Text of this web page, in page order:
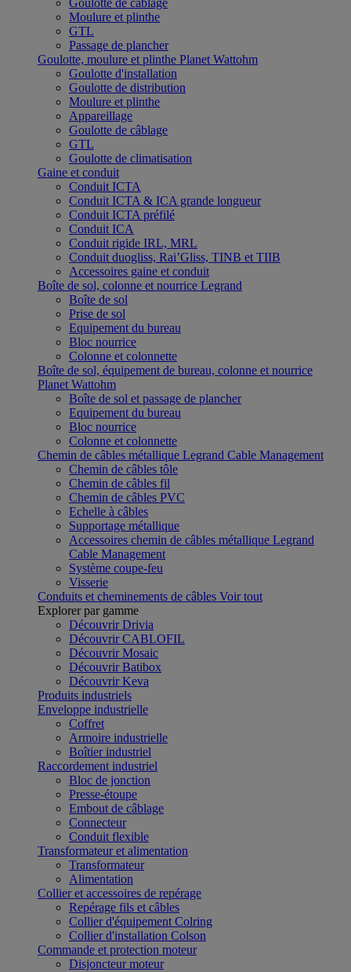
Goulotte de câblage
Moulure et plinthe
GTL
Passage de plancher
Goulotte, moulure et plinthe Planet Wattohm
Goulotte d'installation
Goulotte de distribution
Moulure et plinthe
Appareillage
Goulotte de câblage
GTL
Goulotte de climatisation
Gaine et conduit
Conduit ICTA
Conduit ICTA & ICA grande longueur
Conduit ICTA préfilé
Conduit ICA
Conduit rigide IRL, MRL
Conduit duogliss, Rai’Gliss, TINB et TIIB
Accessoires gaine et conduit
Boîte de sol, colonne et nourrice Legrand
Boîte de sol
Prise de sol
Equipement du bureau
Bloc nourrice
Colonne et colonnette
Boîte de sol, équipement de bureau, colonne et nourrice
Planet Wattohm
Boîte de sol et passage de plancher
Equipement du bureau
Bloc nourrice
Colonne et colonnette
Chemin de câbles métallique Legrand Cable Management
Chemin de câbles tôle
Chemin de câbles fil
Chemin de câbles PVC
Echelle à câbles
Supportage métallique
Accessoires chemin de câbles métallique Legrand
Cable Management
Système coupe-feu
Visserie
Conduits et cheminements de câbles Voir tout
Explorer par gamme
Découvrir Drivia
Découvrir CABLOFIL
Découvrir Mosaic
Découvrir Batibox
Découvrir Keva
Produits industriels
Enveloppe industrielle
Coffret
Armoire industrielle
Boîtier industriel
Raccordement industriel
Bloc de jonction
Presse-étoupe
Embout de câblage
Connecteur
Conduit flexible
Transformateur et alimentation
Transformateur
Alimentation
Collier et accessoires de repérage
Repérage fils et câbles
Collier d'équipement Colring
Collier d'installation Colson
Commande et protection moteur
Disjoncteur moteur